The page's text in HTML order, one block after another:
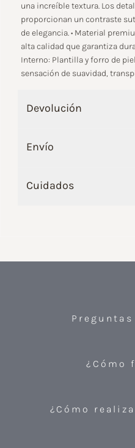
una increíble textura. Los
proporcionan un contraste
de elegancia. • Material
alta calidad que garantiza
Interno: Plantilla y forro de
sensación de suavidad,
Devolución
Envío
Cuidados
¿Cómo
¿Cómo